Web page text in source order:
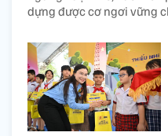
dựng được cơ ngơi vững